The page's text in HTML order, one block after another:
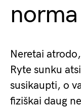
norma
Neretai
Ryte sunku
susikaupti, o
fiziškai daug